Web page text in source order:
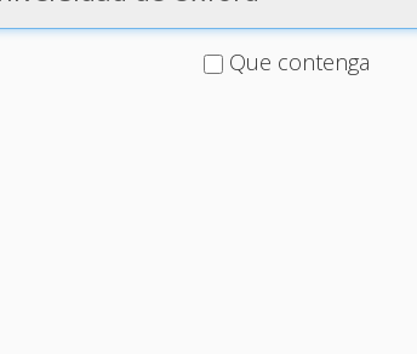
Que contenga